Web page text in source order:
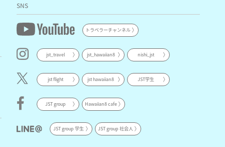
SNS
トラベラーチャンネル
jst_travel jst_hawaiian8 nishi_jst
jst flight jst hawaiian8 JST学生
JST group Hawaiian8 cafe
JST group 学生 JST group 社会人